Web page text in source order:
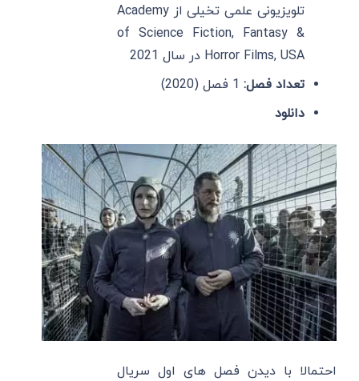
تلویزیونی علمی تخیلی از Academy
of Science Fiction, Fantasy &
Horror Films, USA در سال 2021
تعداد فصل: 1 فصل (2020)
دانلود
احتمالا با دیدن فصل های اول سریال